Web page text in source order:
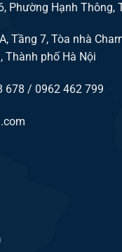
Phường Hạnh Thông,
Tầng 7, Tòa nhà
Thành phố Hà Nội
678 / 0962 462 799